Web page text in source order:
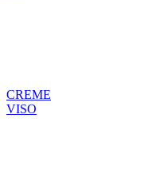
CREME
VISO